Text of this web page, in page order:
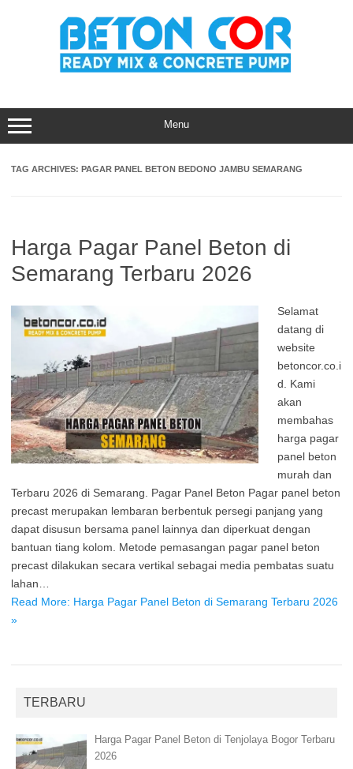
Menu
TAG ARCHIVES: PAGAR PANEL BETON BEDONO JAMBU SEMARANG
Harga Pagar Panel Beton di
Semarang Terbaru 2026
Selamat
datang di
website
betoncor.co.i
d. Kami
akan
membahas
harga pagar
panel beton
murah dan
Terbaru 2026 di Semarang. Pagar Panel Beton Pagar panel beton
precast merupakan lembaran berbentuk persegi panjang yang
dapat disusun bersama panel lainnya dan diperkuat dengan
bantuan tiang kolom. Metode pemasangan pagar panel beton
precast dilakukan secara vertikal sebagai media pembatas suatu
lahan…
Read More: Harga Pagar Panel Beton di Semarang Terbaru 2026
»
TERBARU
Harga Pagar Panel Beton di Tenjolaya Bogor Terbaru
2026